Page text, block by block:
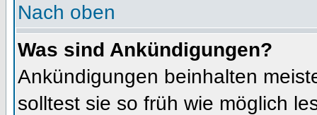
Nach oben
Was sind Ankündigungen?
Ankündigungen beinhalten
solltest sie so früh wie möglich